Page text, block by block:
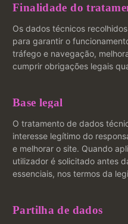
Finalidade do
Os dados técnicos
para garantir o
tráfego e navegação,
cumprir obrigações legais
Base legal
O tratamento de dados
interesse legítimo do
e melhorar o site. Quando
utilizador é solicitado antes
essenciais, nos termos da
Partilha de dados